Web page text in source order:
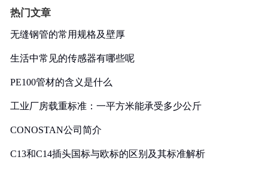
热门文章
无缝钢管的常用规格及壁厚
生活中常见的传感器有哪些呢
PE100管材的含义是什么
工业厂房载重标准：一平方米能承受多少公斤
CONOSTAN公司简介
C13和C14插头国标与欧标的区别及其标准解析